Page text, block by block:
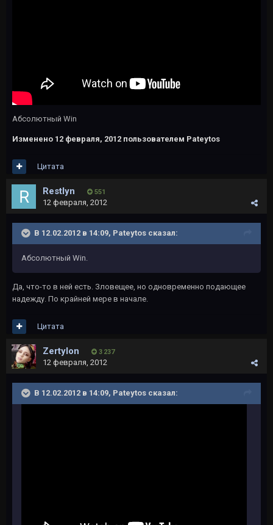
Абсолютный Win
Изменено 12 февраля, 2012 пользователем Pateytos
Цитата
Restlyn 551
12 февраля, 2012
В 12.02.2012 в 14:09, Pateytos сказал:
Абсолютный Win.
Да, что-то в ней есть. Зловещее, но одновременно подающее
надежду. По крайней мере в начале.
Цитата
Zertylon 3 237
12 февраля, 2012
В 12.02.2012 в 14:09, Pateytos сказал: